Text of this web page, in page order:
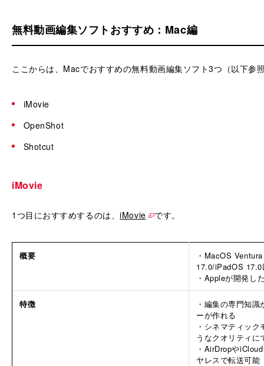
無料動画編集ソフトおすすめ：Mac編
ここからは、Macでおすすめの無料動画編集ソフト3つ（以下参
iMovie
OpenShot
Shotcut
iMovie
1つ目におすすめするのは、iMovie です。
概要
・MacOS
17.0/iPadOS 17.0
・Appleが開発し
特徴
・編集の専門知
ーが作れる
・シネマティッ
うなクオリティに
・AirDropや
ヤレスで転送可能